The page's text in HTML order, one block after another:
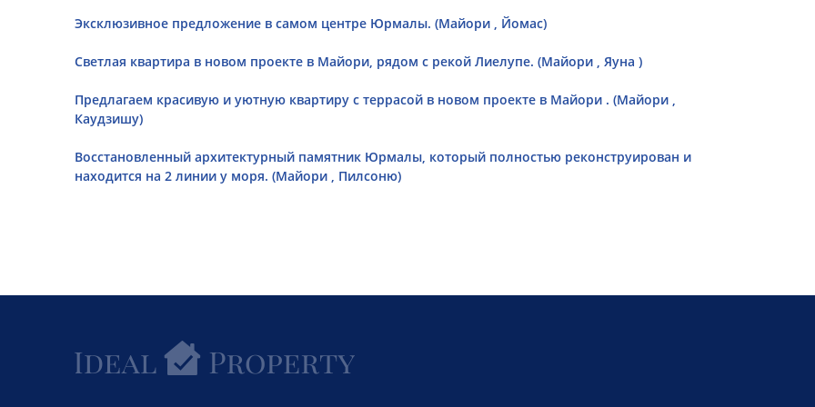
Эксклюзивное предложение в самом центре Юрмалы. (Майори , Йомас)
Светлая квартира в новом проекте в Майори, рядом с рекой Лиелупе. (Майори , Яуна )
Предлагаем красивую и уютную квартиру с террасой в новом проекте в Майори . (Майори ,
Каудзишу)
Восстановленный архитектурный памятник Юрмалы, который полностью реконструирован и
находится на 2 линии у моря. (Майори , Пилсоню)